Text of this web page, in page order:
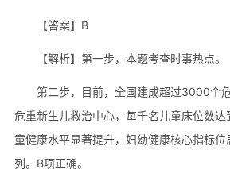
【答案】B
【解析】第一步，本题考查时事热点。
第二步，目前，全国建成超过3000个
危重新生儿救治中心，每千名儿童床位数
童健康水平显著提升，妇幼健康核心指标
列。B项正确。